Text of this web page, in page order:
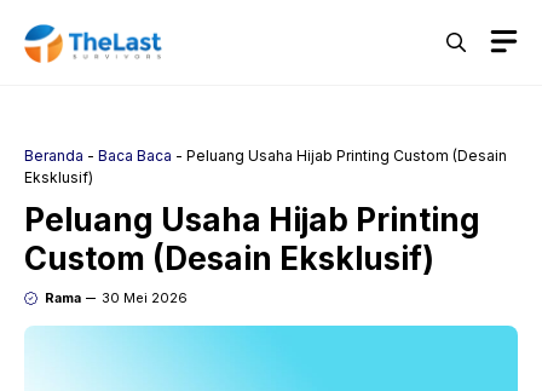
Beranda - Baca Baca - Peluang Usaha Hijab Printing Custom (Desain
Eksklusif)
Peluang Usaha Hijab Printing
Custom (Desain Eksklusif)
Rama 30 Mei 2026